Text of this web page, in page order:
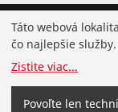
Inštalácia
Servis a údržba
Chladenie a
Táto webová
čo najlepšie služby.
Zistite viac...
Povoľte len